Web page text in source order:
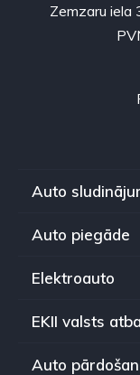
Zemzaru iela
Auto
Auto piegāde
Elektroauto
EKII valsts
Auto